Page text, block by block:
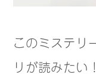
このミステリ
リが読みたい